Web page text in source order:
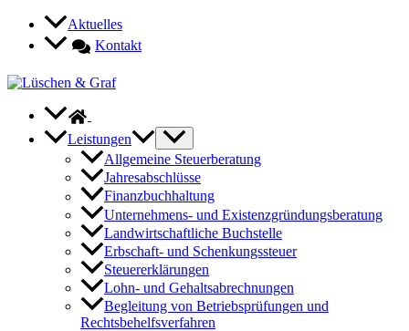
Zum
springen
Aktuelles
Kontakt
Leistungen
Allgemeine Steuerberatung
Jahresabschlüsse
Finanzbuchhaltung
Unternehmens- und Existenzgründungsberatung
Landwirtschaftliche Buchstelle
Erbschaft- und Schenkungssteuer
Steuererklärungen
Lohn- und Gehaltsabrechnungen
Begleitung von Betriebsprüfungen und
Rechtsbehelfsverfahren